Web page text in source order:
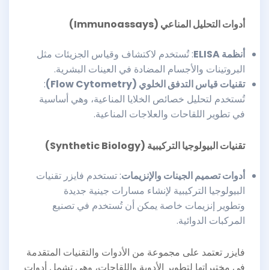
أدوات التحليل المناعي (Immunoassays)
أنظمة
: تُستخدم لاكتشاف وقياس الجزيئات مثل
البروتينات والأجسام المضادة في العينات البشرية.
تقنيات قياس التدفق الخلوي (Flow Cytometry)
:
تُستخدم لتحليل خصائص الخلايا المناعية، وهي أساسية
في تطوير اللقاحات والعلاجات المناعية.
تقنيات البيولوجيا التركيبية (Synthetic Biology)
أدوات تصميم الجينات والإنزيمات: تستخدم فايزر تقنيات
البيولوجيا التركيبية لإنشاء مسارات جينية جديدة
وتطوير إنزيمات خاصة يمكن أن تُستخدم في تصنيع
المركبات الدوائية.
فايزر تعتمد على مجموعة من الأدوات والتقنيات المتقدمة
في مختبراتها لتطوير الأدوية واللقاحات، وهي تشمل أدوات